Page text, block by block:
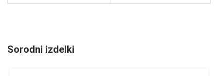
Sorodni izdelki